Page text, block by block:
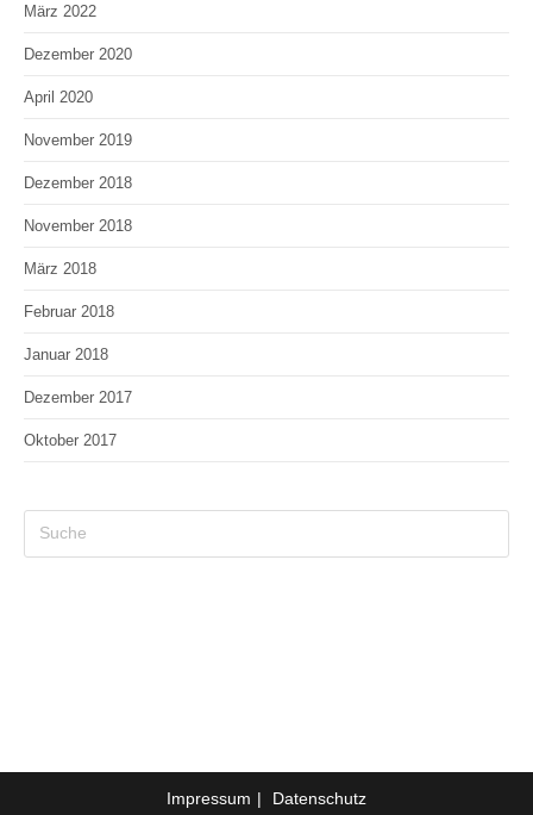
März 2022
Dezember 2020
April 2020
November 2019
Dezember 2018
November 2018
März 2018
Februar 2018
Januar 2018
Dezember 2017
Oktober 2017
Impressum Datenschutz